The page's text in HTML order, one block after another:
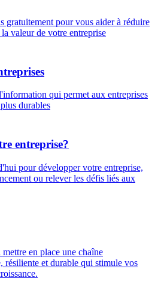
gratuitement pour vous aider à réduire
valeur de votre entreprise
qui permet aux entreprises
durables
entreprise?
pour développer votre entreprise,
ou relever les défis liés aux
en place une chaîne
résiliente et durable qui stimule vos